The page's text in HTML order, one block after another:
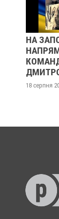
НА
18 серпня